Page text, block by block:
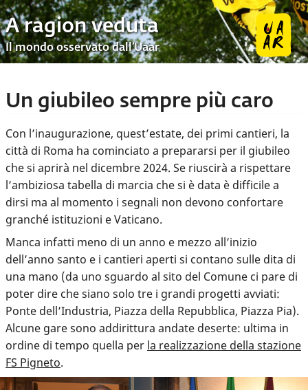
A ragion veduta
Il mondo osservato dall’Uaar
Un giubileo sempre più caro
Con l’inaugurazione, quest’estate, dei primi cantieri, la
città di Roma ha cominciato a prepararsi per il giubileo
che si aprirà nel dicembre 2024. Se riuscirà a rispettare
l’ambiziosa tabella di marcia che si è data è difficile a
dirsi ma al momento i segnali non devono confortare
granché istituzioni e Vaticano.
Manca infatti meno di un anno e mezzo all’inizio
dell’anno santo e i cantieri aperti si contano sulle dita di
una mano (da uno sguardo al sito del Comune ci pare di
poter dire che siano solo tre i grandi progetti avviati:
Ponte dell’Industria, Piazza della Repubblica, Piazza Pia).
Alcune gare sono addirittura andate deserte: ultima in
ordine di tempo quella per la realizzazione della stazione
FS Pigneto.